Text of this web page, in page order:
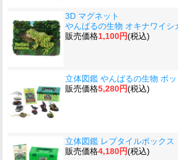
3D マグネット
やんばるの生物 オキナワイシ
販売価格1,100円(税込)
立体図鑑 やんばるの生物 ボッ
販売価格5,280円(税込)
立体図鑑 レプタイルボックス
販売価格4,180円(税込)